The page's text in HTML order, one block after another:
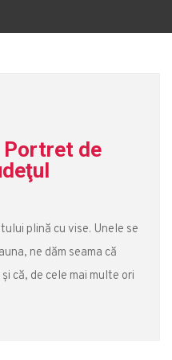
Portret de
plină cu vise. Unele se
ne dăm seama că
că, de cele mai multe ori